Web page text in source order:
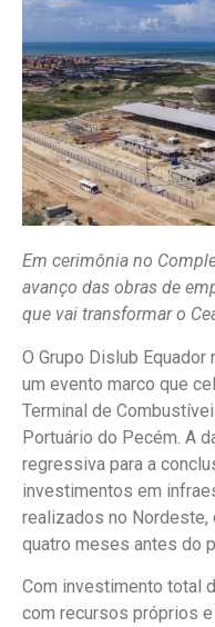
Em cerimônia no
avanço das obras de
que vai transformar o
O Grupo Dislub Equador
um evento marco que
Terminal de
Portuário do Pecém. A
regressiva para a
investimentos em
realizados no Nordeste,
quatro meses antes do
Com investimento total
com recursos próprios